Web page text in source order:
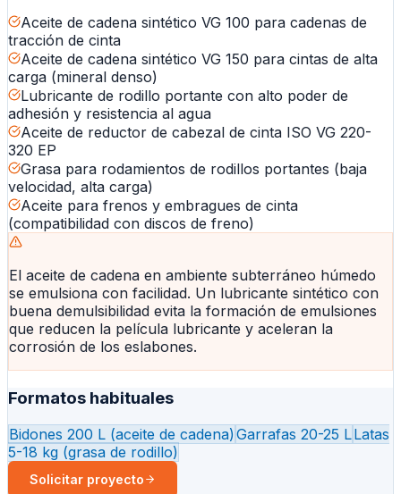
Aceite de cadena sintético VG 100 para cadenas de
tracción de cinta
Aceite de cadena sintético VG 150 para cintas de alta
carga (mineral denso)
Lubricante de rodillo portante con alto poder de
adhesión y resistencia al agua
Aceite de reductor de cabezal de cinta ISO VG 220-
320 EP
Grasa para rodamientos de rodillos portantes (baja
velocidad, alta carga)
Aceite para frenos y embragues de cinta
(compatibilidad con discos de freno)
El aceite de cadena en ambiente subterráneo húmedo
se emulsiona con facilidad. Un lubricante sintético con
buena demulsibilidad evita la formación de emulsiones
que reducen la película lubricante y aceleran la
corrosión de los eslabones.
Formatos habituales
Bidones 200 L (aceite de cadena)Garrafas 20-25 LLatas
5-18 kg (grasa de rodillo)
Solicitar proyecto